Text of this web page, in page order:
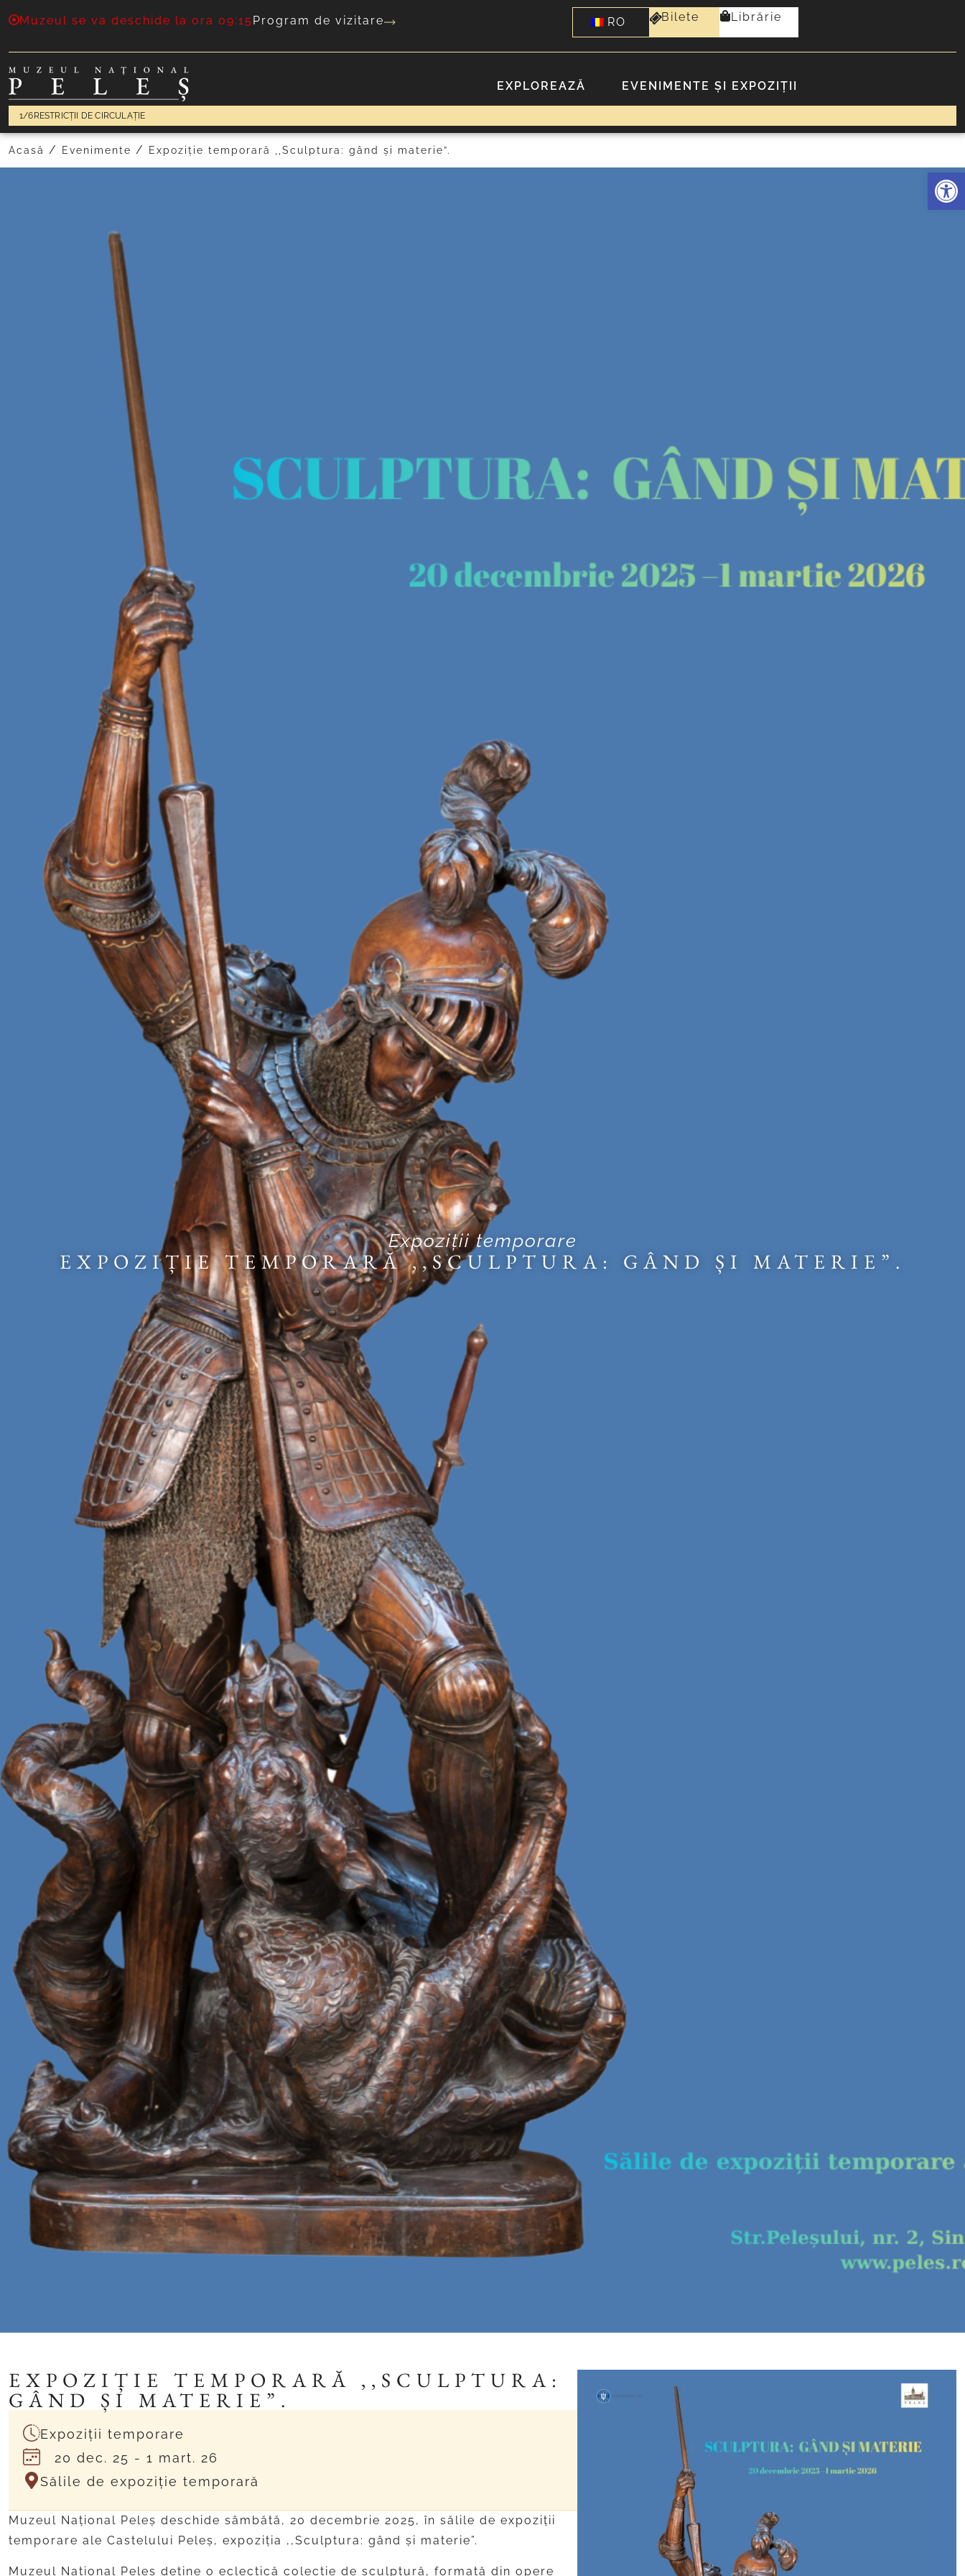
Muzeul se va deschide la ora 09:15 Program de vizitare RO Bilete Librărie
EXPLOREAZĂ EVENIMENTE ȘI EXPOZIȚII
1/6 RESTRICȚII DE CIRCULAȚIE
Acasă / Evenimente / Expoziție temporară ,,Sculptura: gând și materie”.
Expoziții temporare
EXPOZIȚIE TEMPORARĂ ,,SCULPTURA: GÂND ȘI MATERIE”.
EXPOZIȚIE TEMPORARĂ ,,SCULPTURA:
GÂND ȘI MATERIE”.
Expoziții temporare
20 dec. 25 - 1 mart. 26
Sălile de expoziție temporară
Muzeul Național Peleș deschide sâmbătă, 20 decembrie 2025, în sălile de expoziții
temporare ale Castelului Peleș, expoziția ,,Sculptura: gând și materie”.
Muzeul Național Peleș deține o eclectică colecție de sculptură, formată din opere